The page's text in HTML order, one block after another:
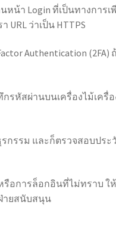
หน้า Login ที่เป็นทางการ
URL ว่าเป็น HTTPS
Authentication (2FA)
รหัสผ่านบนเครื่องไม้เครื่
รกรรม และก็ตรวจสอบประ
รือการล็อกอินที่ไม่ทราบ ใ
ยสนับสนุน